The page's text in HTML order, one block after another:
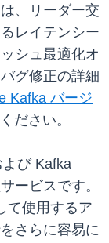
、リーダー交
レイテンシー
シュ最適化オ
グ修正の詳細
Kafka バージ
ださい。
び Kafka
ービスです。
て使用するア
さらに容易に